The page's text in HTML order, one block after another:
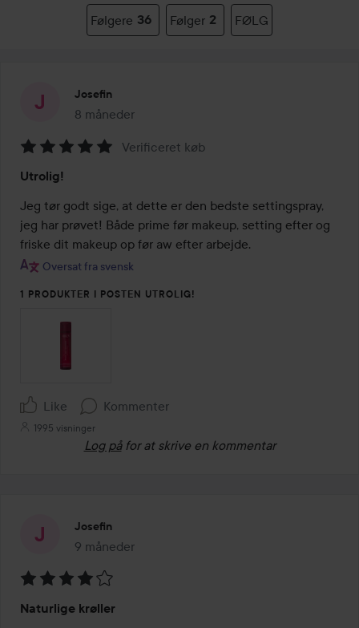
Følgere 36 Følger 2 FØLG
Josefin
8 måneder
Posten blev oprettet 8 måneder
5
ud
af
5
Verificeret køb
Utrolig!
Jeg tør godt sige, at dette er den bedste settingspray,
jeg har prøvet! Både prime før makeup, setting efter og
friske dit makeup op før aw efter arbejde.
Oversat fra svensk
1 PRODUKTER I POSTEN UTROLIG!
Like Kommenter
1995 visninger
Log på for at skrive en kommentar
Josefin
9 måneder
Posten blev oprettet 9 måneder
4
Naturlige krøller